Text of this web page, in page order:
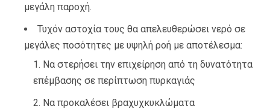
μεγάλη παροχή.
Τυχόν αστοχία τους θα απελευθερώσει νερό σε
μεγάλες ποσότητες με υψηλή ροή με αποτέλεσμα:
Να στερήσει την επιχείρηση από τη δυνατότητα
επέμβασης σε περίπτωση πυρκαγιάς
Να προκαλέσει βραχυχκυκλώματα